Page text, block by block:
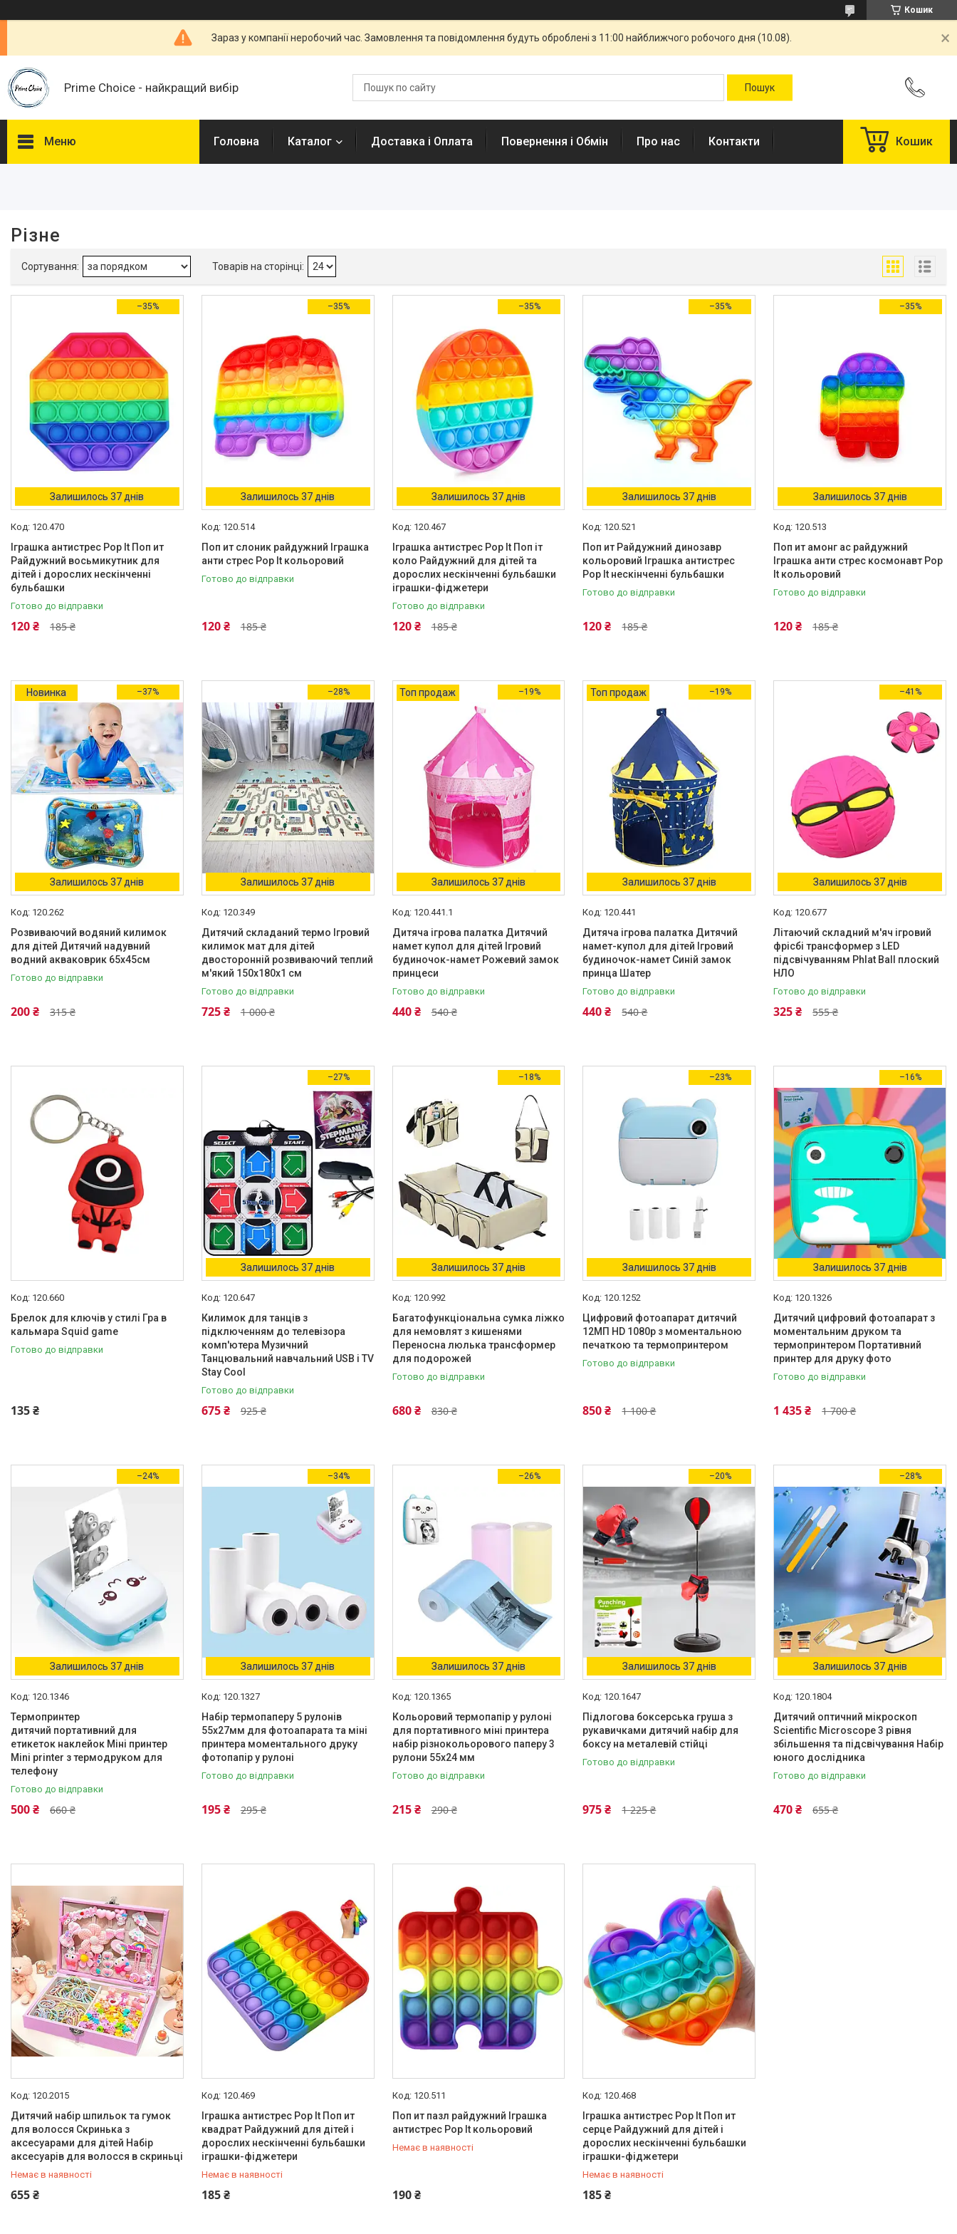
Кошик
Зараз у компанії неробочий час. Замовлення та повідомлення будуть оброблені з 11:00 найближчого робочого дня (10.08).
Prime Choice - найкращий вибір
Меню
Так 20
Каталог
Про нас
Доставка і Оплата
Договір публічної оферти
Відгуки
Головна Каталог Доставка і Оплата Повернення і Обмін Про нас Контакти Кошик
Різне
–35%
Залишилось 37 днів
120.470
Іграшка антистрес Pop It Поп ит
Райдужний восьмикутник для
дітей і дорослих нескінченні
бульбашки
Готово до відправки
185 ₴
120 ₴
–35%
Залишилось 37 днів
120.514
Поп ит слоник райдужний Іграшка
анти стрес Pop It кольоровий
Готово до відправки
185 ₴
120 ₴
–35%
Залишилось 37 днів
120.467
Іграшка антистрес Pop It Поп іт
коло Райдужний для дітей та
дорослих нескінченні бульбашки
іграшки-фіджетери
Готово до відправки
185 ₴
120 ₴
–35%
Залишилось 37 днів
120.521
Поп ит Райдужний динозавр
кольоровий Іграшка антистрес
Pop It нескінченні бульбашки
Готово до відправки
185 ₴
120 ₴
–35%
Залишилось 37 днів
120.513
Поп ит амонг ас райдужний
Іграшка анти стрес космонавт Pop
It кольоровий
Готово до відправки
185 ₴
120 ₴
Новинка –37%
Залишилось 37 днів
120.262
Розвиваючий водяний килимок
для дітей Дитячий надувний
водний акваковрик 65х45см
Готово до відправки
315 ₴
200 ₴
–28%
Залишилось 37 днів
120.349
Дитячий складаний термо Ігровий
килимок мат для дітей
двосторонній розвиваючий теплий
м'який 150х180х1 см
Готово до відправки
1 000 ₴
725 ₴
Топ продаж –19%
Залишилось 37 днів
120.441.1
Дитяча ігрова палатка Дитячий
намет купол для дітей Ігровий
будиночок-намет Рожевий замок
принцеси
Готово до відправки
540 ₴
440 ₴
Топ продаж –19%
Залишилось 37 днів
120.441
Дитяча ігрова палатка Дитячий
намет-купол для дітей Ігровий
будиночок-намет Синій замок
принца Шатер
Готово до відправки
540 ₴
440 ₴
–41%
Залишилось 37 днів
120.677
Літаючий складний м'яч ігровий
фрісбі трансформер з LED
підсвічуванням Phlat Ball плоский
НЛО
Готово до відправки
555 ₴
325 ₴
120.660
Брелок для ключів у стилі Гра в
кальмара Squid game
Готово до відправки
135 ₴
–27%
Залишилось 37 днів
120.647
Килимок для танців з
підключенням до телевізора
комп'ютера Музичний
Танцювальний навчальний USB і TV
Stay Cool
Готово до відправки
925 ₴
675 ₴
–18%
Залишилось 37 днів
120.992
Багатофункціональна сумка ліжко
для немовлят з кишенями
Переносна люлька трансформер
для подорожей
Готово до відправки
830 ₴
680 ₴
–23%
Залишилось 37 днів
120.1252
Цифровий фотоапарат дитячий
12МП HD 1080p з моментальною
печаткою та термопринтером
Готово до відправки
1 100 ₴
850 ₴
–16%
Залишилось 37 днів
120.1326
Дитячий цифровий фотоапарат з
моментальним друком та
термопринтером Портативний
принтер для друку фото
Готово до відправки
1 700 ₴
1 435 ₴
–24%
Залишилось 37 днів
120.1346
Термопринтер
дитячий портативний для
етикеток наклейок Міні принтер
Mini printer з термодруком для
телефону
Готово до відправки
660 ₴
500 ₴
–34%
Залишилось 37 днів
120.1327
Набір термопаперу 5 рулонів
55х27мм для фотоапарата та міні
принтера моментального друку
фотопапір у рулоні
Готово до відправки
295 ₴
195 ₴
–26%
Залишилось 37 днів
120.1365
Кольоровий термопапір у рулоні
для портативного міні принтера
набір різнокольорового паперу 3
рулони 55х24 мм
Готово до відправки
290 ₴
215 ₴
–20%
Залишилось 37 днів
120.1647
Підлогова боксерська груша з
рукавичками дитячий набір для
боксу на металевій стійці
Готово до відправки
1 225 ₴
975 ₴
–28%
Залишилось 37 днів
120.1804
Дитячий оптичний мікроскоп
Scientific Microscope 3 рівня
збільшення та підсвічування Набір
юного дослідника
Готово до відправки
655 ₴
470 ₴
120.2015
Дитячий набір шпильок та гумок
для волосся Скринька з
аксесуарами для дітей Набір
аксесуарів для волосся в скриньці
Немає в наявності
655 ₴
+380 (67) 647-30-00
120.469
Іграшка антистрес Pop It Поп ит
квадрат Райдужний для дітей і
дорослих нескінченні бульбашки
іграшки-фіджетери
Немає в наявності
185 ₴
+380 (67) 647-30-00
120.511
Поп ит пазл райдужний Іграшка
антистрес Pop It кольоровий
Немає в наявності
190 ₴
+380 (67) 647-30-00
120.468
Іграшка антистрес Pop It Поп ит
серце Райдужний для дітей і
дорослих нескінченні бульбашки
іграшки-фіджетери
Немає в наявності
185 ₴
+380 (67) 647-30-00